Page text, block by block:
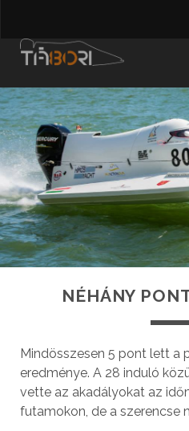
NÉHÁNY
Mindösszesen 5 pont lett a
eredménye. A 28 induló
vette az akadályokat az
futamokon, de a szerencse